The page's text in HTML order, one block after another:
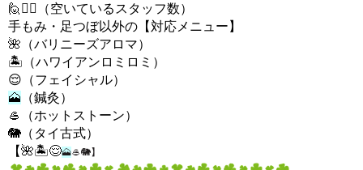
🙋 🙋‍♂ （空いているスタッフ数）
手もみ・足つぼ以外の【対応メニュー】
🌺（バリニーズアロマ）
🏝️ （ハワイアンロミロミ）
😌（フェイシャル）
🗻 （鍼灸）
🥌（ホットストーン）
🐘（タイ古式）
【🌺🏝️😌🗻🥌🐘】